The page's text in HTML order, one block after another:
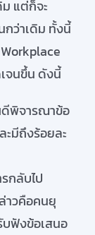
แต่ก็จะ
ว่าเดิม ทั้งนี้
จนขึ้น ดังนี้
พิจารณาข้อ
มีถึงร้อยละ
กลับไป
าวคือคนยุ
ฟังข้อเสนอ